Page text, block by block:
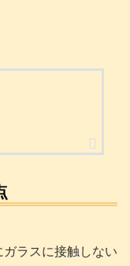
ラスに接触しない